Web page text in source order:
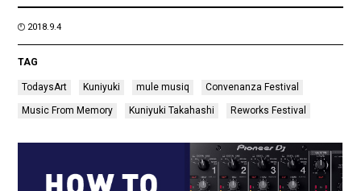
2018.9.4
TAG
TodaysArt Kuniyuki mule musiq Convenanza Festival
Music From Memory Kuniyuki Takahashi Reworks Festival